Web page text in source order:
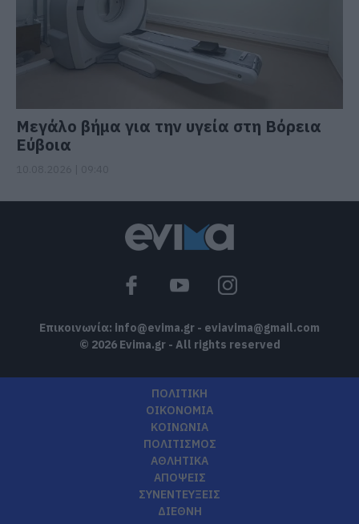
Μεγάλο βήμα για την υγεία στη Βόρεια
Εύβοια
Επικοινωνία: info@evima.gr - eviavima@gmail.com
© 2026 Evima.gr - All rights reserved
ΠΟΛΙΤΙΚΗ
ΟΙΚΟΝΟΜΙΑ
ΚΟΙΝΩΝΙΑ
ΠΟΛΙΤΙΣΜΟΣ
ΑΘΛΗΤΙΚΑ
ΑΠΟΨΕΙΣ
ΣΥΝΕΝΤΕΥΞΕΙΣ
ΔΙΕΘΝΗ